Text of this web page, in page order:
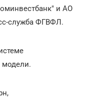
и АО
служба ФГВФЛ.
модели.